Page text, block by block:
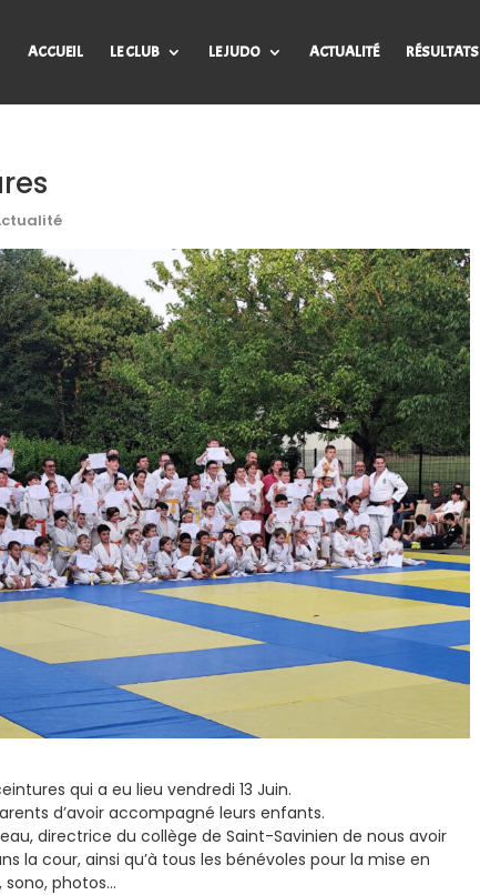
ACCUEIL LE CLUB LE JUDO ACTUALITÉ RÉSULTATS
qui a eu lieu vendredi 13 Juin.
d’avoir accompagné leurs enfants.
directrice du collège de Saint-Savinien de nous avoir
la cour, ainsi qu’à tous les bénévoles pour la mise en
sono, photos…